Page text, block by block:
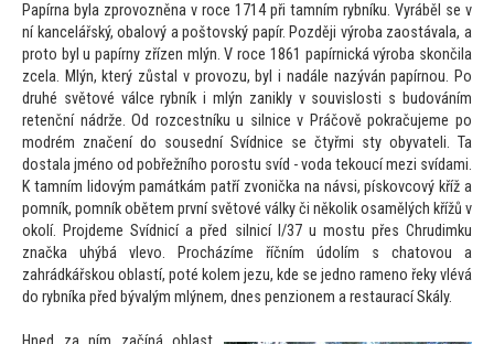
Papírna byla zprovozněna v roce 1714 při tamním rybníku. Vyráběl se v
ní kancelářský, obalový a poštovský papír. Později výroba zaostávala, a
proto byl u papírny zřízen mlýn. V roce 1861 papírnická výroba skončila
zcela. Mlýn, který zůstal v provozu, byl i nadále nazýván papírnou. Po
druhé světové válce rybník i mlýn zanikly v souvislosti s budováním
retenční nádrže. Od rozcestníku u silnice v Práčově pokračujeme po
modrém značení do sousední Svídnice se čtyřmi sty obyvateli. Ta
dostala jméno od pobřežního porostu svíd - voda tekoucí mezi svídami.
K tamním lidovým památkám patří zvonička na návsi, pískovcový kříž a
pomník, pomník obětem první světové války či několik osamělých křížů v
okolí. Projdeme Svídnicí a před silnicí I/37 u mostu přes Chrudimku
značka uhýbá vlevo. Procházíme říčním údolím s chatovou a
zahrádkářskou oblastí, poté kolem jezu, kde se jedno rameno řeky vlévá
do rybníka před bývalým mlýnem, dnes penzionem a restaurací Skály.